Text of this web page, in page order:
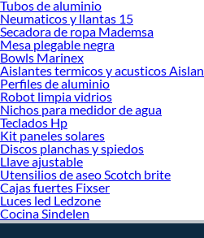
Tubos de aluminio
Neumaticos y llantas 15
Secadora de ropa Mademsa
Mesa plegable negra
Bowls Marinex
Aislantes termicos y acusticos Aislan
Perfiles de aluminio
Robot limpia vidrios
Nichos para medidor de agua
Teclados Hp
Kit paneles solares
Discos planchas y spiedos
Llave ajustable
Utensilios de aseo Scotch brite
Cajas fuertes Fixser
Luces led Ledzone
Cocina Sindelen